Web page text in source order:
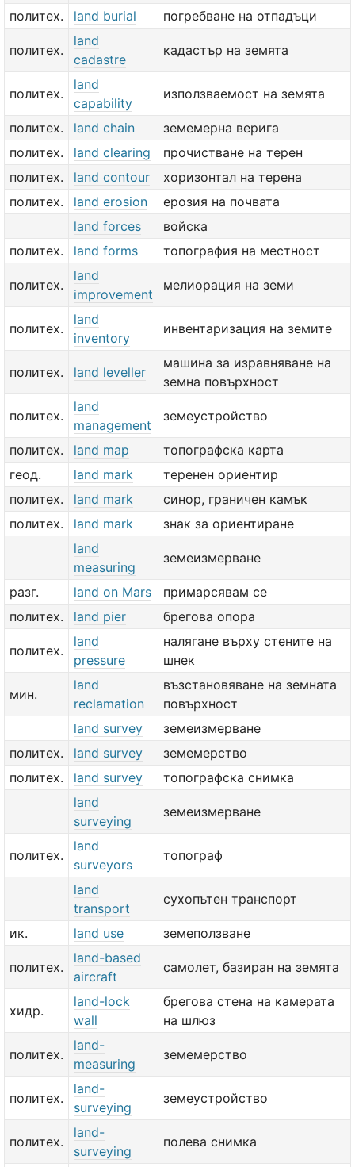
политех. land burial погребване на отпадъци
политех.
land
cadastre
кадастър на земята
политех.
land
capability
използваемост на земята
политех. land chain
земемерна верига
политех.
land clearing
прочистване на терен
политех.
land contour
хоризонтал на терена
политех.
land erosion
ерозия на почвата
land forces
войска
политех.
land forms топография на местност
политех.
land
improvement
мелиорация на земи
политех.
land
inventory
инвентаризация на земите
политех. land leveller
машина за изравняване на
земна повърхност
политех.
land
management
земеустройство
политех. land map
топографска карта
геод.
land mark
теренен ориентир
политех.
land mark
синор, граничен камък
политех.
land mark
знак за ориентиране
land
measuring
земеизмерване
разг. land on Mars
примарсявам се
политех.
land pier брегова опора
политех.
land
pressure
налягане върху стените на
шнек
мин.
land
reclamation
възстановяване на земната
повърхност
land survey
земеизмерване
политех.
land survey
земемерство
политех.
land survey
топографска снимка
land
surveying
земеизмерване
политех.
land
surveyors
топограф
land
transport
сухопътен транспорт
ик. land use земеползване
политех.
land-based
aircraft
самолет, базиран на земята
хидр.
land-lock
wall
брегова стена на камерата
на шлюз
политех.
land-
measuring
земемерство
политех.
land-
surveying
земеустройство
политех.
land-
surveying
полева снимка